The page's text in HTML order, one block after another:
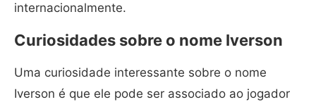
internacionalmente.
Curiosidades sobre o nome Iverson
Uma curiosidade interessante sobre o nome
Iverson é que ele pode ser associado ao jogador